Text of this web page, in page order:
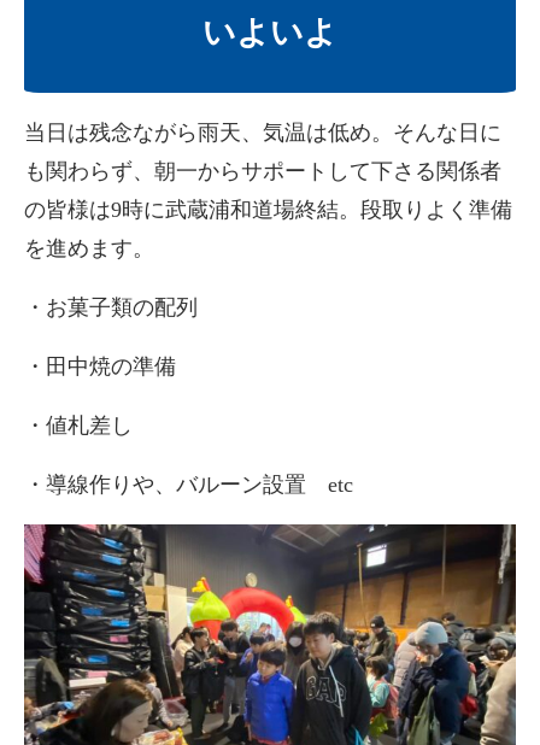
いよいよ
当日は残念ながら雨天、気温は低め。そんな日に
も関わらず、朝一からサポートして下さる関係者
の皆様は9時に武蔵浦和道場終結。段取りよく準備
を進めます。
・お菓子類の配列
・田中焼の準備
・値札差し
・導線作りや、バルーン設置 etc